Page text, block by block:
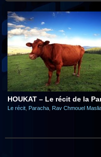
HOUKAT – Le récit de la
Le récit Paracha Rav Chmouel